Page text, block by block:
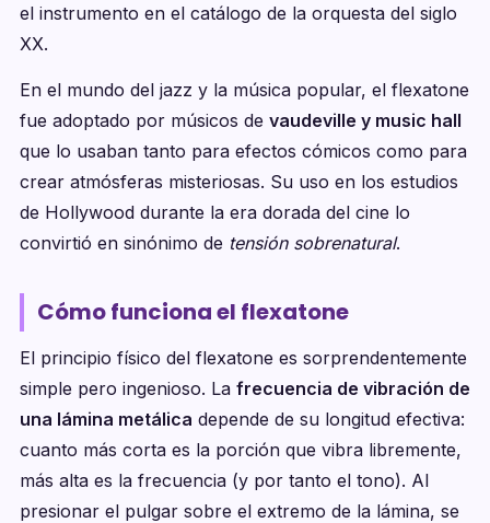
el instrumento en el catálogo de la orquesta del siglo
XX.
En el mundo del jazz y la música popular, el flexatone
fue adoptado por músicos de vaudeville y music hall
que lo usaban tanto para efectos cómicos como para
crear atmósferas misteriosas. Su uso en los estudios
de Hollywood durante la era dorada del cine lo
convirtió en sinónimo de tensión sobrenatural.
Cómo funciona el flexatone
El principio físico del flexatone es sorprendentemente
simple pero ingenioso. La frecuencia de vibración de
una lámina metálica depende de su longitud efectiva:
cuanto más corta es la porción que vibra libremente,
más alta es la frecuencia (y por tanto el tono). Al
presionar el pulgar sobre el extremo de la lámina, se